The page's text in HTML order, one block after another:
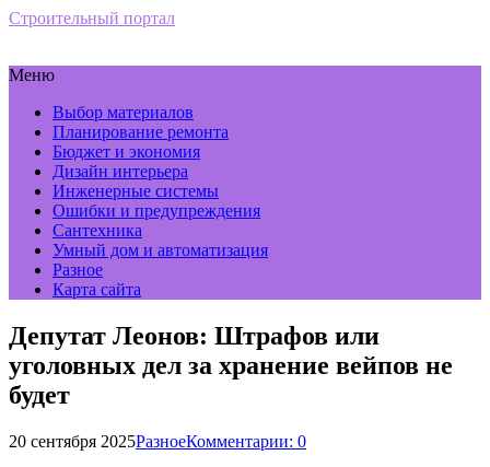
Строительный портал
Меню
Выбор материалов
Планирование ремонта
Бюджет и экономия
Дизайн интерьера
Инженерные системы
Ошибки и предупреждения
Сантехника
Умный дом и автоматизация
Разное
Карта сайта
Депутат Леонов: Штрафов или
уголовных дел за хранение вейпов не
будет
20 сентября 2025РазноеКомментарии: 0